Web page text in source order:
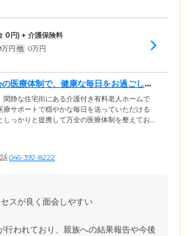
0 円) + 介護保険料
万円 他 0万円
医療体制で、健康な毎日をお過ごしく
閑静な住宅街にある介護付き有料老人ホームで
療サポートで穏やかな毎日を送っていただける
しっかりと提携して万全の医療体制を整えてお
能です。また今の体力を維持し、健康な毎日を
で声を掛け合いながら無理のない範囲で実
045-392-8222
スが良く面会しやすい
行われており、親族への結果報告や今後